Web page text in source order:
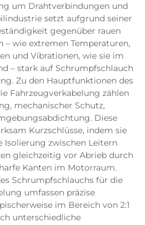
um Drahtverbindungen und
setzt aufgrund seiner
gegenüber rauen
wie extremen Temperaturen,
und Vibrationen, wie sie im
– stark auf Schrumpfschlauch
Zu den Hauptfunktionen des
Fahrzeugverkabelung zählen
mechanischer Schutz,
Diese
Kurzschlüsse, indem sie
Isolierung zwischen Leitern
gleichzeitig vor Abrieb durch
Kanten im Motorraum.
Schrumpfschlauchs für die
umfassen präzise
im Bereich von 2:1
unterschiedliche